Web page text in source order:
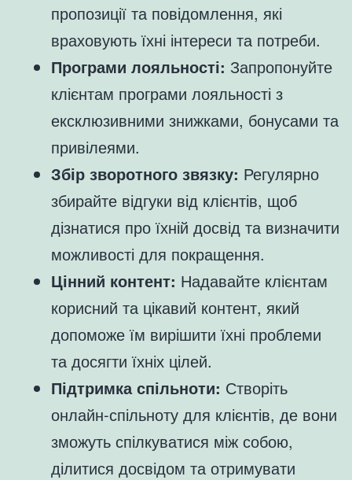
пропозиції та повідомлення, які
враховують їхні інтереси та потреби.
Програми лояльності: Запропонуйте
клієнтам програми лояльності з
ексклюзивними знижками, бонусами та
привілеями.
Збір зворотного звязку: Регулярно
збирайте відгуки від клієнтів, щоб
дізнатися про їхній досвід та визначити
можливості для покращення.
Цінний контент: Надавайте клієнтам
корисний та цікавий контент, який
допоможе їм вирішити їхні проблеми
та досягти їхніх цілей.
Підтримка спільноти: Створіть
онлайн-спільноту для клієнтів, де вони
зможуть спілкуватися між собою,
ділитися досвідом та отримувати